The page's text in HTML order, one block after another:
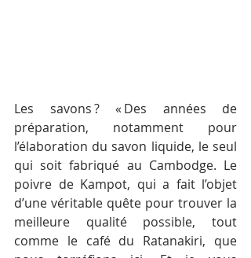
Les savons ? « Des années de
préparation, notamment pour
l’élaboration du savon liquide, le seul
qui soit fabriqué au Cambodge. Le
poivre de Kampot, qui a fait l’objet
d’une véritable quête pour trouver la
meilleure qualité possible, tout
comme le café du Ratanakiri, que